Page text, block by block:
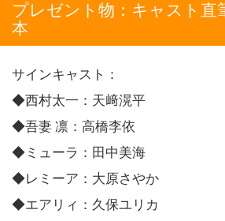
プレゼント物：キャスト直
本
サインキャスト：
◆西村太一：天﨑滉平
◆吾妻 凛：高橋李依
◆ミューラ：田中美海
◆レミーア：大原さやか
◆エアリィ：久保ユリカ